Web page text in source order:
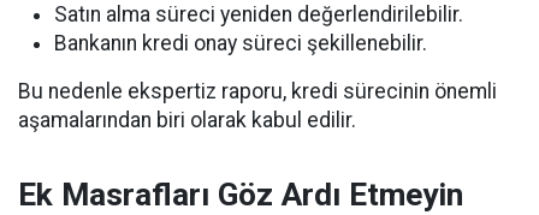
Satın alma süreci yeniden değerlendirilebilir.
Bankanın kredi onay süreci şekillenebilir.
Bu nedenle ekspertiz raporu, kredi sürecinin önemli
aşamalarından biri olarak kabul edilir.
Ek Masrafları Göz Ardı Etmeyin